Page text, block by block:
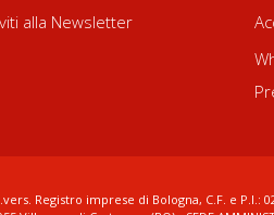
alla Newsletter
Registro imprese di Bologna, C.F. e P.I.: